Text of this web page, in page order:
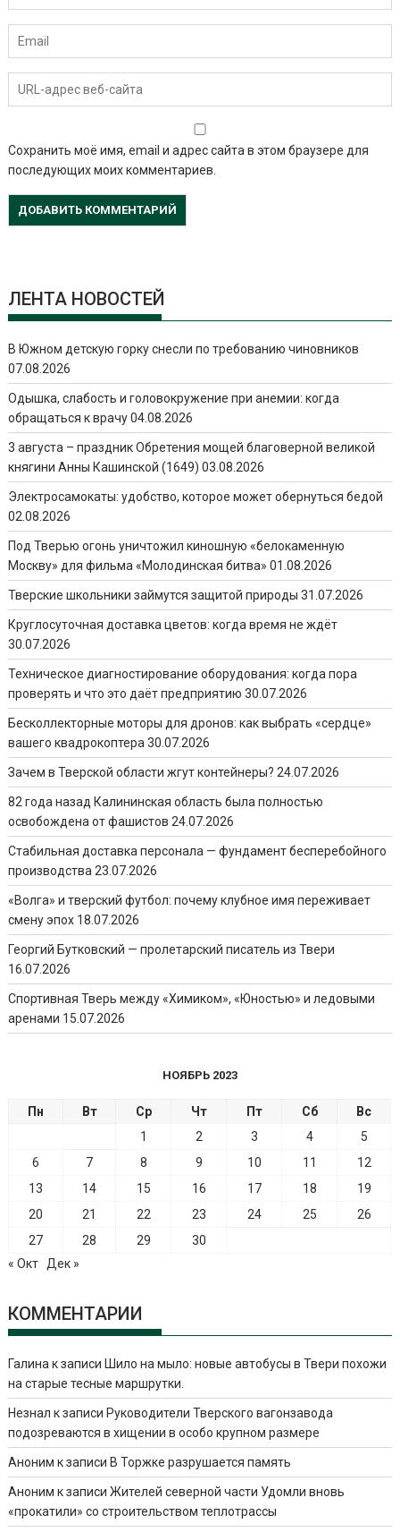
Сохранить моё имя, email и адрес сайта в этом браузере для
последующих моих комментариев.
ЛЕНТА НОВОСТЕЙ
В Южном детскую горку снесли по требованию чиновников
07.08.2026
Одышка, слабость и головокружение при анемии: когда
обращаться к врачу 04.08.2026
3 августа – праздник Обретения мощей благоверной великой
княгини Анны Кашинской (1649) 03.08.2026
Электросамокаты: удобство, которое может обернуться бедой
02.08.2026
Под Тверью огонь уничтожил киношную «белокаменную
Москву» для фильма «Молодинская битва» 01.08.2026
Тверские школьники займутся защитой природы 31.07.2026
Круглосуточная доставка цветов: когда время не ждёт
30.07.2026
Техническое диагностирование оборудования: когда пора
проверять и что это даёт предприятию 30.07.2026
Бесколлекторные моторы для дронов: как выбрать «сердце»
вашего квадрокоптера 30.07.2026
Зачем в Тверской области жгут контейнеры? 24.07.2026
82 года назад Калининская область была полностью
освобождена от фашистов 24.07.2026
Стабильная доставка персонала — фундамент бесперебойного
производства 23.07.2026
«Волга» и тверский футбол: почему клубное имя переживает
смену эпох 18.07.2026
Георгий Бутковский — пролетарский писатель из Твери
16.07.2026
Спортивная Тверь между «Химиком», «Юностью» и ледовыми
аренами 15.07.2026
НОЯБРЬ 2023
Пн Вт Ср Чт Пт Сб
Вс
1
2 3 4
5
6
7 8 9 10 11
12
13
14 15 16 17 18
19
20
21 22 23 24 25
26
27
28 29
30
« Окт
Дек »
КОММЕНТАРИИ
Галина к записи Шило на мыло: новые автобусы в Твери похожи
на старые тесные маршрутки.
Незнал к записи Руководители Тверского вагонзавода
подозреваются в хищении в особо крупном размере
Аноним к записи В Торжке разрушается память
Аноним к записиЖителей северной части Удомли вновь
«прокатили» со строительством теплотрассы